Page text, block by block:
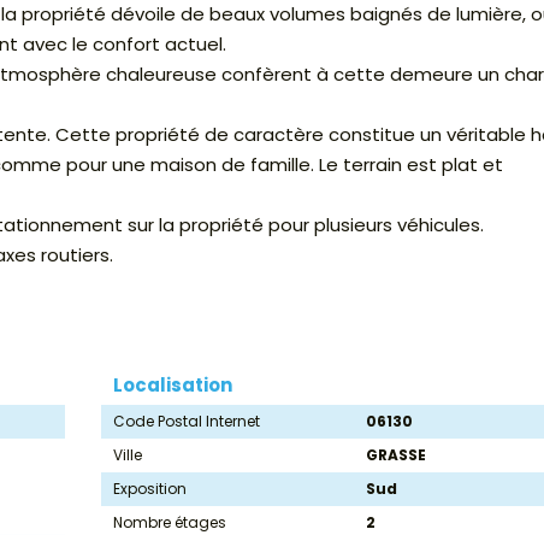
propriété dévoile de beaux volumes baignés de lumière,
avec le confort actuel.
chaleureuse confèrent à cette demeure un
Cette propriété de caractère constitue un véritable
pour une maison de famille. Le terrain est plat et
sur la propriété pour plusieurs véhicules.
routiers.
Localisation
Code Postal Internet
06130
Ville
GRASSE
Exposition
Sud
Nombre étages
2